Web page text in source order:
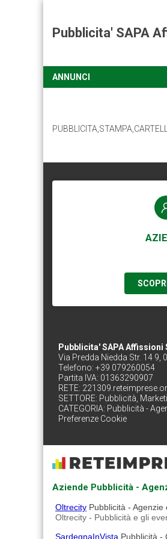
Pubblicita' SAPA
ANNUNCI
Pubblicita' SAPA Affissioni
Via Predda Niedda Str. 14
Telefono: +39 079260054
Partita IVA: 01363290907
RETE:
SETTORE: Pubblicità,
CATEGORIA: Pubblicità -
Preferenze Cookie
Aziende Pubblicità -
Oltrecity Pubblicità - Agenzie
Oltrecity - Pubblicità e gli
SardegnaInVista Pubblicità -